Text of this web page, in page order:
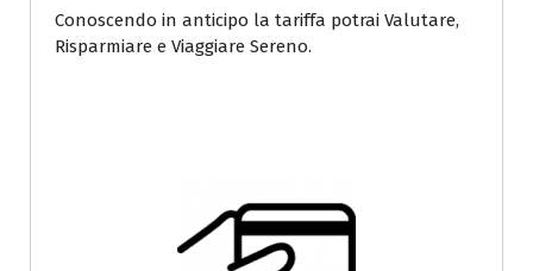
Conoscendo in anticipo la tariffa potrai Valutare,
Risparmiare e Viaggiare Sereno.